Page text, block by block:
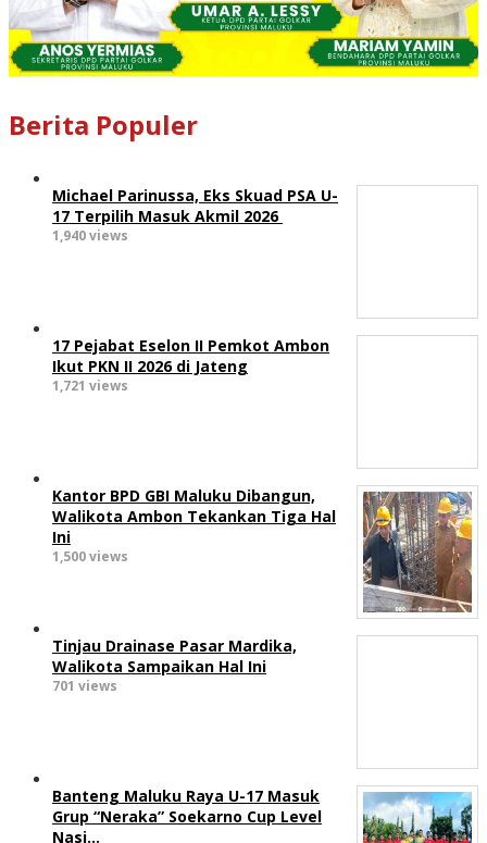
Berita Populer
Michael Parinussa, Eks Skuad PSA U-
17 Terpilih Masuk Akmil 2026
1,940 views
17 Pejabat Eselon II Pemkot Ambon
Ikut PKN II 2026 di Jateng
1,721 views
Kantor BPD GBI Maluku Dibangun,
Walikota Ambon Tekankan Tiga Hal
Ini
1,500 views
Tinjau Drainase Pasar Mardika,
Walikota Sampaikan Hal Ini
701 views
Banteng Maluku Raya U-17 Masuk
Grup “Neraka” Soekarno Cup Level
Nasi…